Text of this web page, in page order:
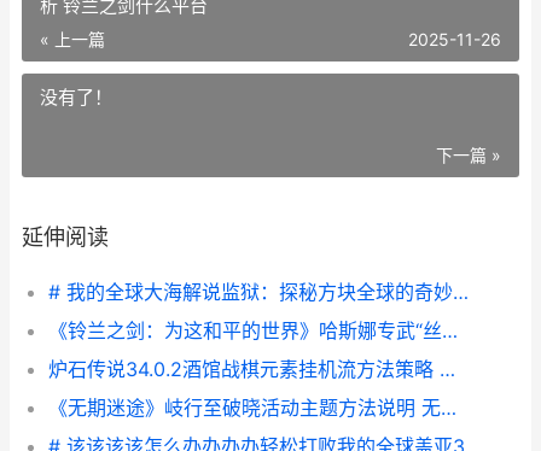
析 铃兰之剑什么平台
« 上一篇 2025-11-26
没有了！
下一篇 »
延伸阅读
# 我的全球大海解说监狱：探秘方块全球的奇妙冒险
《铃兰之剑：为这和平的世界》哈斯娜专武“丝引悬香”解析 铃兰之剑什么平台
炉石传说34.0.2酒馆战棋元素挂机流方法策略 炉石传说酒馆最新版本
《无期迷途》岐行至破晓活动主题方法说明 无期迷途tap
# 该该该该怎么办办办办轻松打败我的全球盖亚3